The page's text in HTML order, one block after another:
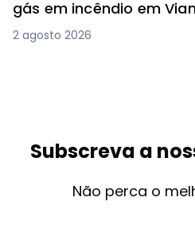
gás em incêndio em
2 agosto 2026
Subscreva a
Não perca o